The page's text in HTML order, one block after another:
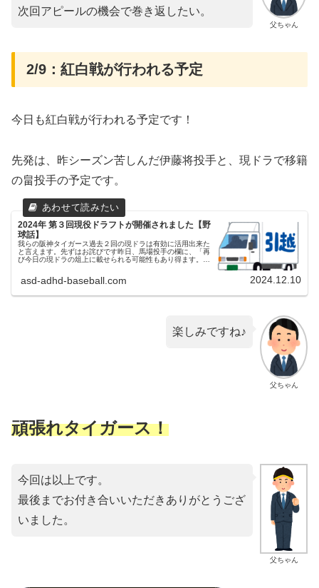
父ちゃん
次回アピールの機会で巻き返したい。
2/9：紅白戦が行われる予定
今日も紅白戦が行われる予定です！
先発は、昨シーズン苦しんだ伊藤将投手と、現ドラで移籍
の畠投手の予定です。
2024年 第３回現役ドラフトが開催されました【野
球話】
我らの阪神タイガース過去２回の現ドラは有効に活用出来た
と言えます。先ずはお詫びです昨日、馬場投手の欄に、「再
び今日の現ドラの俎上に載せられる可能性もあり得ます。」
い選手として、・前年の年...
asd-adhd-baseball.com 2024.12.10
父ちゃん
楽しみですね♪
頑張れタイガース！
父ちゃん
今回は以上です。
最後までお付き合いいただきありがとうござ
いました。